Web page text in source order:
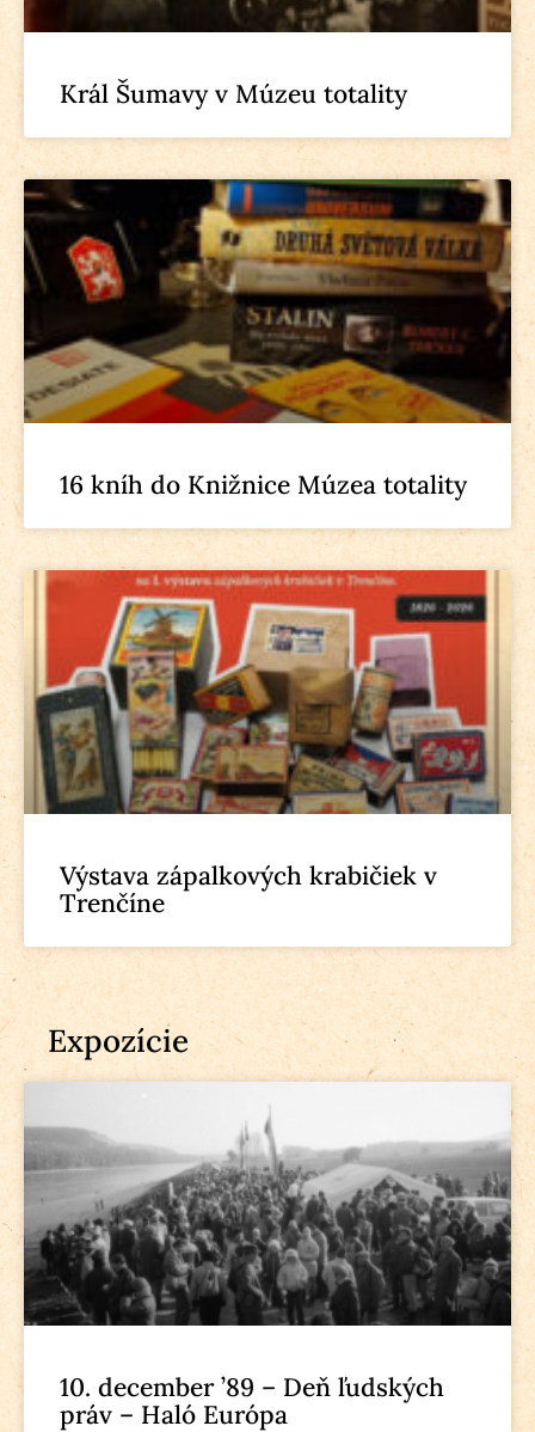
Král Šumavy v Múzeu totality
16 kníh do Knižnice Múzea totality
Výstava zápalkových krabičiek v
Trenčíne
Expozície
10. december ’89 – Deň ľudských
práv – Haló Európa